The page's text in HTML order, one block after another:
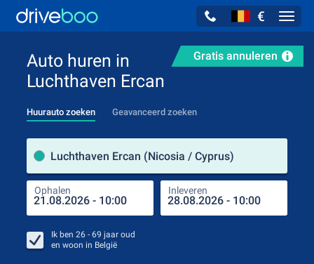
€
Gratis annuleren
Auto huren in
Luchthaven Ercan
Huurauto zoeken Geavanceerd zoeken
Luchthaven Ercan (Nicosia / Cyprus)
Ophalen Inleveren
Ik ben 26 - 69 jaar oud
en woon in België